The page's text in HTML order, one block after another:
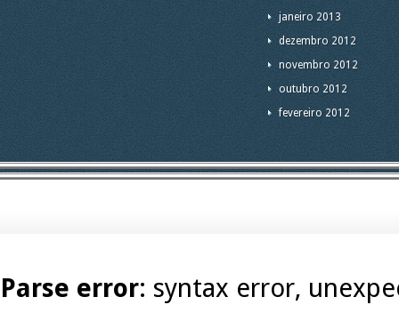
janeiro 2013
dezembro 2012
novembro 2012
outubro 2012
fevereiro 2012
Parse error: syntax error,